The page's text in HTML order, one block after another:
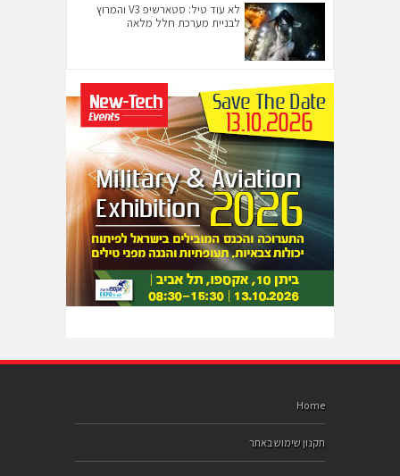
לא עוד טיל: סטארשיפ V3 והמרוץ
לבניית מערכת חלל מלאה
Home
תקנון שימוש באתר